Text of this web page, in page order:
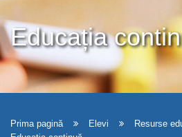
Educația
Prima pagină Elevi
Resurse